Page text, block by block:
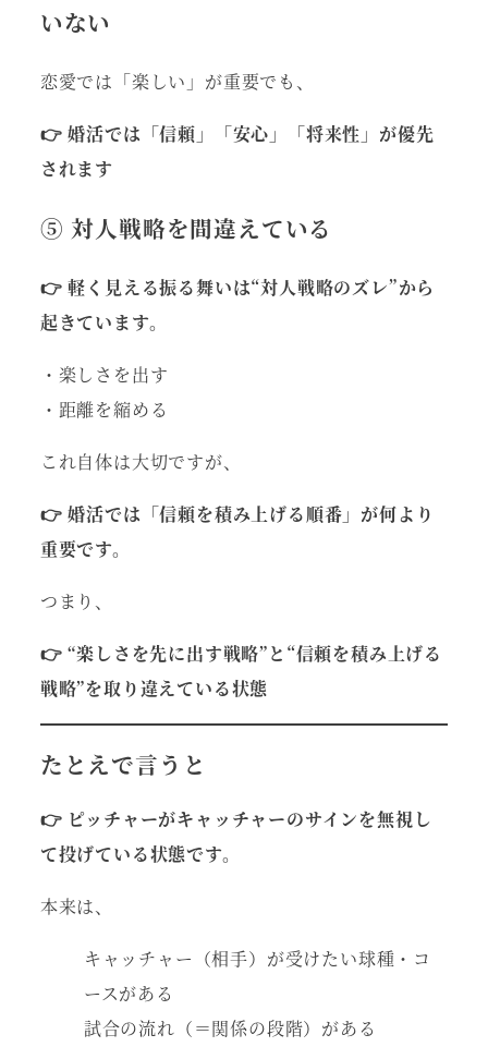
いない
恋愛では「楽しい」が重要でも、
👉 婚活では「信頼」「安心」「将来性」が優先
されます
⑤ 対人戦略を間違えている
👉 軽く見える振る舞いは“対人戦略のズレ”から
起きています。
・楽しさを出す
・距離を縮める
これ自体は大切ですが、
👉 婚活では「信頼を積み上げる順番」が何より
重要です。
つまり、
👉 “楽しさを先に出す戦略”と“信頼を積み上げる
戦略”を取り違えている状態
たとえで言うと
👉 ピッチャーがキャッチャーのサインを無視し
て投げている状態です。
本来は、
キャッチャー（相手）が受けたい球種・コ
ースがある
試合の流れ（＝関係の段階）がある